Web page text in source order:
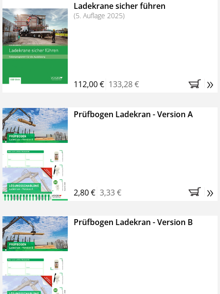
Ladekrane sicher führen
(5. Auflage 2025)
112,00 € 133,28 € »
Prüfbogen Ladekran - Version A
2,80 € 3,33 € »
Prüfbogen Ladekran - Version B